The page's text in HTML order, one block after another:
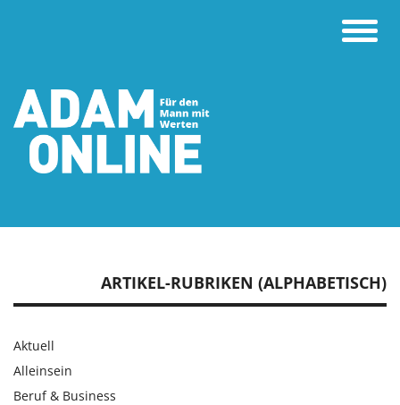
Toggle
ARTIKEL-RUBRIKEN (ALPHABETISCH)
Aktuell
Alleinsein
Beruf & Business